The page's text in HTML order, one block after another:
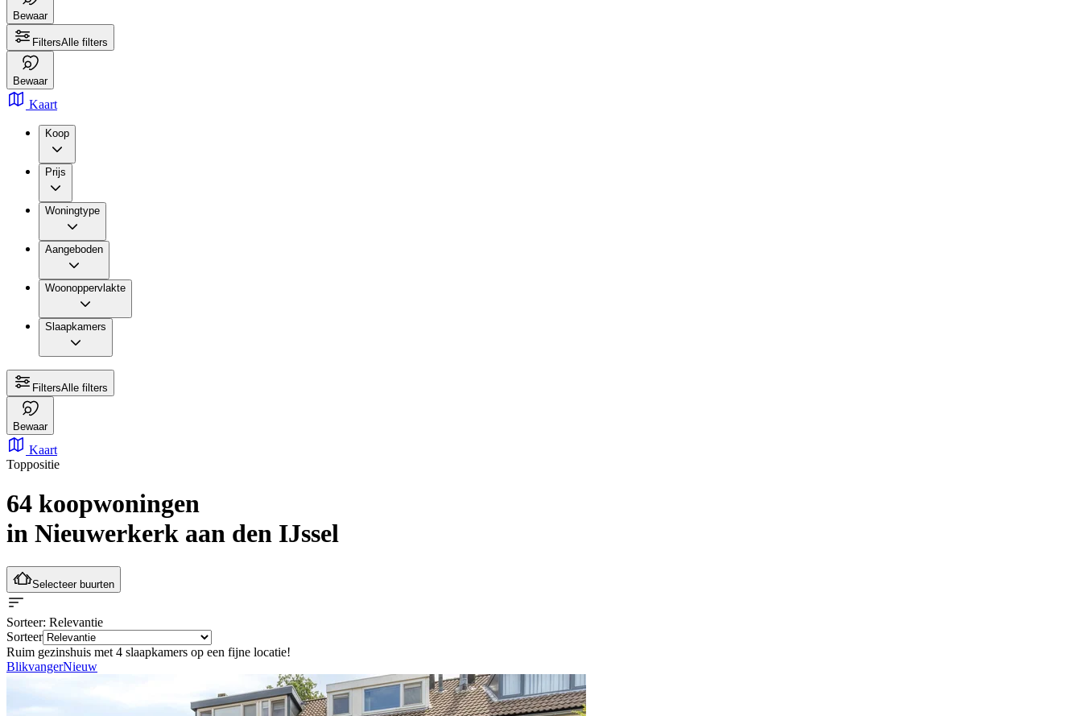
Bewaar
FiltersAlle filters
Bewaar
Kaart
Koop
Prijs
Woningtype
Aangeboden
Woonoppervlakte
Slaapkamers
FiltersAlle filters
Bewaar
Kaart
Toppositie
64 koopwoningen
in Nieuwerkerk aan den IJssel
Selecteer buurten
Sorteer: Relevantie
Sorteer
Ruim gezinshuis met 4 slaapkamers op een fijne locatie!
BlikvangerNieuw